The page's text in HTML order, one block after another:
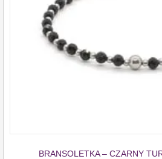
BRANSOLETKA – CZARNY